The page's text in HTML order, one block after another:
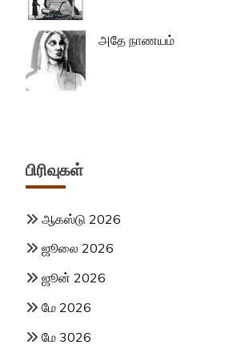
அதே நாணயம்
பிரிவுகள்
ஆகஸ்டு 2026
ஜூலை 2026
ஜூன் 2026
மே 2026
மே 3026